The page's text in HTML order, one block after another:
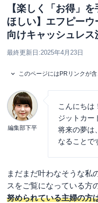
【楽しく「お得」
ほしい】エフピー
向けキャッシュレス
最終更新日:2025年4月23日
このページにはPRリンクが
編集部下平
こんにちは
ジットカー
将来の夢は
なることで
まだまだ叶わなそうな私
スをご覧になっている方
努められている主婦の方